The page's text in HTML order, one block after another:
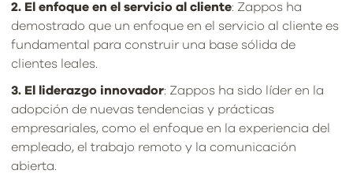
2. El enfoque en el servicio al cliente: Zappos ha
demostrado que un enfoque en el servicio al cliente es
fundamental para construir una base sólida de
clientes leales.
3. El liderazgo innovador: Zappos ha sido líder en la
adopción de nuevas tendencias y prácticas
empresariales, como el enfoque en la experiencia del
empleado, el trabajo remoto y la comunicación
abierta.